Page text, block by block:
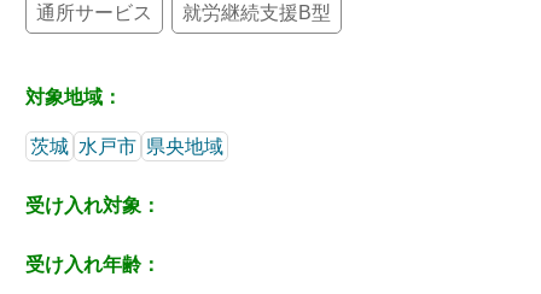
通所サービス 就労継続支援B型
対象地域：
茨城 水戸市 県央地域
受け入れ対象：
受け入れ年齢：